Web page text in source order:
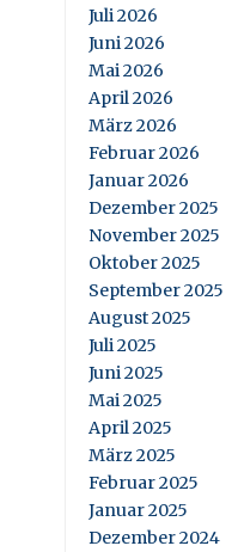
Juli 2026
Juni 2026
Mai 2026
April 2026
März 2026
Februar 2026
Januar 2026
Dezember 2025
November 2025
Oktober 2025
September 2025
August 2025
Juli 2025
Juni 2025
Mai 2025
April 2025
März 2025
Februar 2025
Januar 2025
Dezember 2024